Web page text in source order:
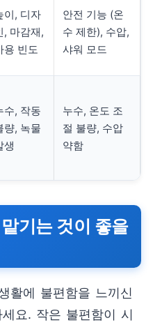
이, 디자
, 마감재,
용 빈도
안전 기능 (온
수 제한), 수압,
샤워 모드
수, 작동
량, 녹물
생
누수, 온도 조
절 불량, 수압
약함
기는 것이 좋을
활에 불편함을 느끼신
요. 작은 불편함이 시